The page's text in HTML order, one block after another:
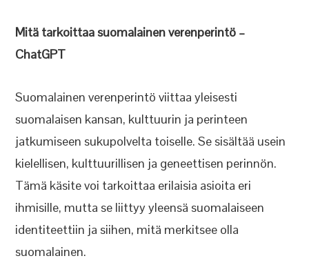
Mitä tarkoittaa suomalainen verenperintö –
ChatGPT
Suomalainen verenperintö viittaa yleisesti
suomalaisen kansan, kulttuurin ja perinteen
jatkumiseen sukupolvelta toiselle. Se sisältää usein
kielellisen, kulttuurillisen ja geneettisen perinnön.
Tämä käsite voi tarkoittaa erilaisia asioita eri
ihmisille, mutta se liittyy yleensä suomalaiseen
identiteettiin ja siihen, mitä merkitsee olla
suomalainen.